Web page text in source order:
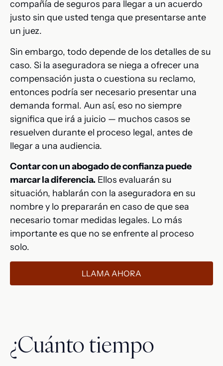
compañía de seguros para llegar a un acuerdo
justo sin que usted tenga que presentarse ante
un juez.
Sin embargo, todo depende de los detalles de su
caso. Si la aseguradora se niega a ofrecer una
compensación justa o cuestiona su reclamo,
entonces podría ser necesario presentar una
demanda formal. Aun así, eso no siempre
significa que irá a juicio — muchos casos se
resuelven durante el proceso legal, antes de
llegar a una audiencia.
Contar con un abogado de confianza puede
marcar la diferencia. Ellos evaluarán su
situación, hablarán con la aseguradora en su
nombre y lo prepararán en caso de que sea
necesario tomar medidas legales. Lo más
importante es que no se enfrente al proceso
solo.
LLAMA AHORA
¿Cuánto tiempo